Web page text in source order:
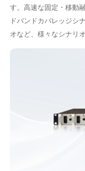
す。高速な固定・移動
ドバンドカバレッジシ
オなど、様々なシナリ